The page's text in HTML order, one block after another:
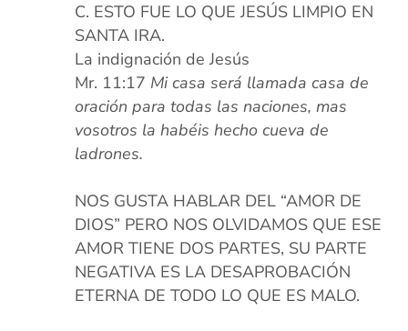
ESTO FUE LO QUE JESÚS LIMPIO EN
SANTA IRA.
La indignación de Jesús
Mr. 11:17 Mi casa será llamada casa de
oración para todas las naciones, mas
vosotros la habéis hecho cueva de
ladrones.
NOS GUSTA HABLAR DEL “AMOR DE
DIOS” PERO NOS OLVIDAMOS QUE ESE
AMOR TIENE DOS PARTES, SU PARTE
NEGATIVA ES LA DESAPROBACIÓN
ETERNA DE TODO LO QUE ES MALO.